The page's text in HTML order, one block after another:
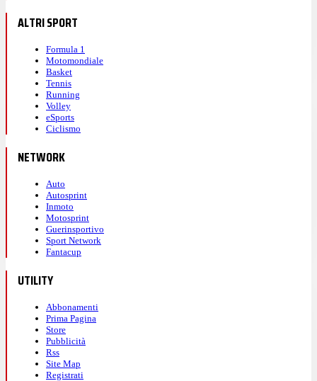
ALTRI SPORT
Formula 1
Motomondiale
Basket
Tennis
Running
Volley
eSports
Ciclismo
NETWORK
Auto
Autosprint
Inmoto
Motosprint
Guerinsportivo
Sport Network
Fantacup
UTILITY
Abbonamenti
Prima Pagina
Store
Pubblicità
Rss
Site Map
Registrati